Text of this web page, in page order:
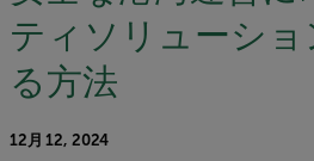
ティソリューシ
る方法
12月 12, 2024